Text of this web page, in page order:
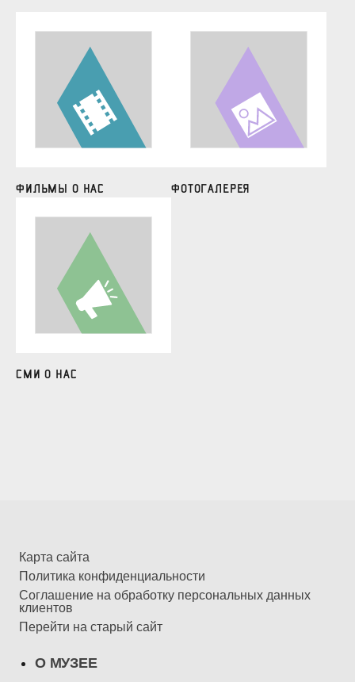
Фильмы о нас Фотогалерея
СМИ о нас
Карта сайта
Политика конфиденциальности
Соглашение на обработку персональных данных
клиентов
Перейти на старый сайт
О МУЗЕЕ